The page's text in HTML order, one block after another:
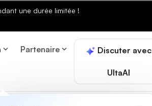
une durée limitée !
Partenaire Discuter avec
UltaAI